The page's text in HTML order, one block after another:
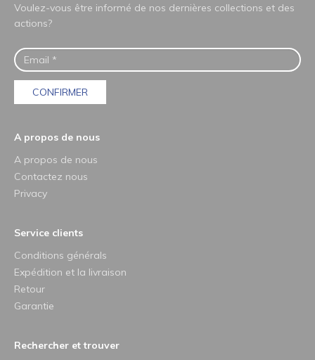
Voulez-vous être informé de nos dernières collections et des
actions?
CONFIRMER
A propos de nous
A propos de nous
Contactez nous
Privacy
Service clients
Conditions générals
Expédition et la livraison
Retour
Garantie
Rechercher et trouver